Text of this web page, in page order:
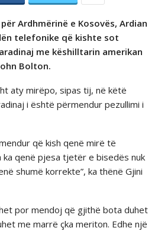
Ardhmërinë e Kosovës, Ardian
telefonike që kishte sot
me këshilltarin amerikan
Bolton.
aty mirëpo, sipas tij, në këtë
i është përmendur pezullimi i
që kish qenë mirë të
ka qenë pjesa tjetër e bisedës nuk
shumë korrekte”, ka thënë Gjini
por mendoj që gjithë bota duhet
me marrë çka meriton. Edhe një